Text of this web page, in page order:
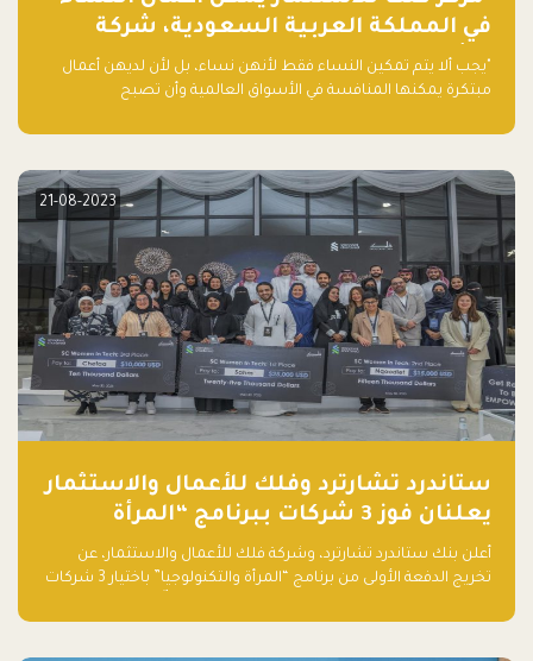
في المملكة العربية السعودية، شركة
ناشئة تلو الأخرى."
"يجب ألا يتم تمكين النساء فقط لأنهن نساء، بل لأن لديهن أعمال
مبتكرة يمكنها المنافسة في الأسواق العالمية وأن تصبح
21-08-2023
ستاندرد تشارترد وفلك للأعمال والاستثمار
يعلنان فوز 3 شركات ببرنامج “المرأة
والتكنولوجيا”
أعلن بنك ستاندرد تشارترد، وشركة فلك للأعمال والاستثمار، عن
تخريج الدفعة الأولى من برنامج “المرأة والتكنولوجيا” باختيار 3 شركات
الأعمال، اللواتي خضعن لبرنامج حاضنة مدته 8 أسابيع، أفكاراً مبتكرة